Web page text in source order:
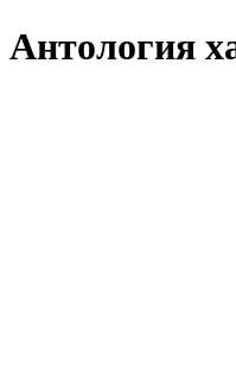
Антология